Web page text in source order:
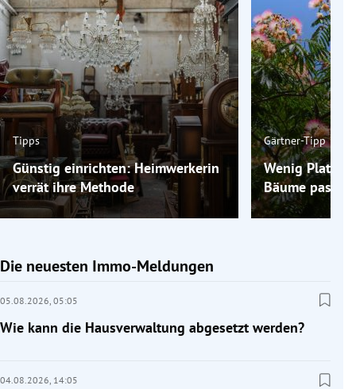
Tipps
Günstig einrichten: Heimwerkerin
verrät ihre Methode
Gärtner-Tipp
Wenig Platz
Bäume
Die neuesten Immo-Meldungen
05.08.2026, 05:05
Wie kann die Hausverwaltung abgesetzt werden?
04.08.2026, 14:05